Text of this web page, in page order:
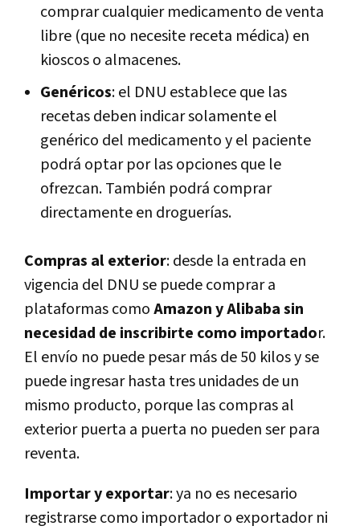
comprar cualquier medicamento de venta
libre (que no necesite receta médica) en
kioscos o almacenes.
Genéricos: el DNU establece que las
recetas deben indicar solamente el
genérico del medicamento y el paciente
podrá optar por las opciones que le
ofrezcan. También podrá comprar
directamente en droguerías.
Compras al exterior: desde la entrada en
vigencia del DNU se puede comprar a
plataformas comoAmazon y Alibaba sin
necesidad de inscribirte como importador.
El envío no puede pesar más de 50 kilos y se
puede ingresar hasta tres unidades de un
mismo producto, porque las compras al
exterior puerta a puerta no pueden ser para
reventa.
Importar y exportar: ya no es necesario
registrarse como importador o exportador ni